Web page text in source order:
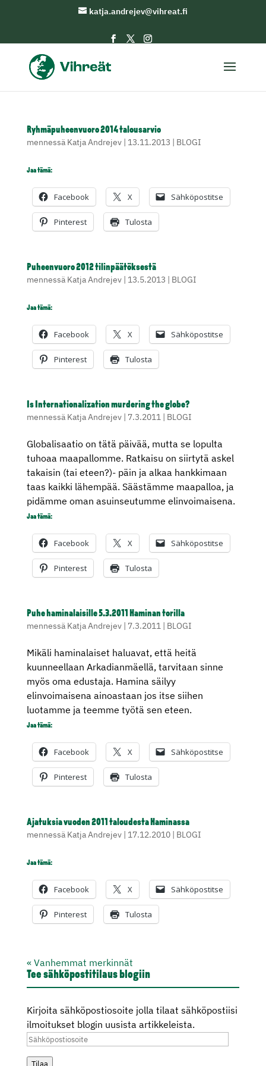
katja.andrejev@vihreat.fi
Ryhmäpuheenvuoro 2014 talousarvio
mennessä Katja Andrejev| 13.11.2013 | BLOGI
Jaa tämä:
Facebook X Sähköpostitse
Pinterest Tulosta
Puheenvuoro 2012 tilinpäätöksestä
mennessä Katja Andrejev| 13.5.2013 | BLOGI
Jaa tämä:
Facebook X Sähköpostitse
Pinterest Tulosta
Is Internationalization murdering the globe?
mennessä Katja Andrejev| 7.3.2011 | BLOGI
Globalisaatio on tätä päivää, mutta se lopulta
tuhoaa maapallomme. Ratkaisu on siirtytä askel
takaisin (tai eteen?)- päin ja alkaa hankkimaan
taas kaikki lähempää. Säästämme maapalloa, ja
pidämme oman asuinseutumme elinvoimaisena.
Jaa tämä:
Facebook X Sähköpostitse
Pinterest Tulosta
Puhe haminalaisille 5.3.2011 Haminan torilla
mennessä Katja Andrejev| 7.3.2011 | BLOGI
Mikäli haminalaiset haluavat, että heitä
kuunneellaan Arkadianmäellä, tarvitaan sinne
myös oma edustaja. Hamina säilyy
elinvoimaisena ainoastaan jos itse siihen
luotamme ja teemme työtä sen eteen.
Jaa tämä:
Facebook X Sähköpostitse
Pinterest Tulosta
Ajatuksia vuoden 2011 taloudesta Haminassa
mennessä Katja Andrejev| 17.12.2010| BLOGI
Jaa tämä:
Facebook X Sähköpostitse
Pinterest Tulosta
« Vanhemmat merkinnät
Tee sähköpostitilaus blogiin
Kirjoita sähköpostiosoite jolla tilaat sähköpostiisi
ilmoitukset blogin uusista artikkeleista.
Sähköpostiosoite
Tilaa